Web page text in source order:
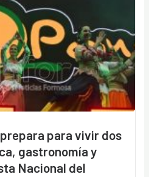
para vivir dos
gastronomía y
Nacional del